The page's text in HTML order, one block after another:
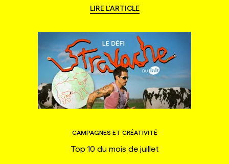
LIRE L'ARTICLE
CAMPAGNES ET CRÉATIVITÉ
Top 10 du mois de juillet